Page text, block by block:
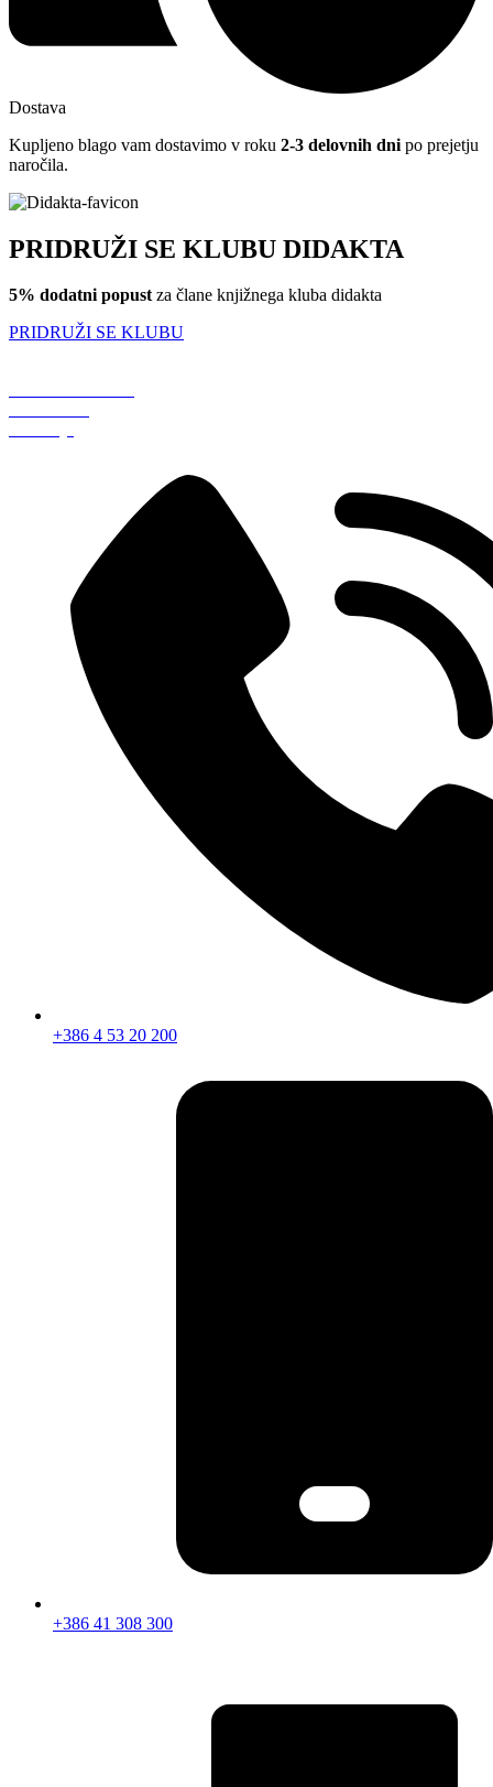
Dostava
Kupljeno blago vam dostavimo v roku 2-3 delovnih dni po prejetju
naročila.
PRIDRUŽI SE KLUBU DIDAKTA
5% dodatni popustza člane knjižnega kluba didakta
PRIDRUŽI SE KLUBU
+386 4 53 20 200
+386 41 308 300